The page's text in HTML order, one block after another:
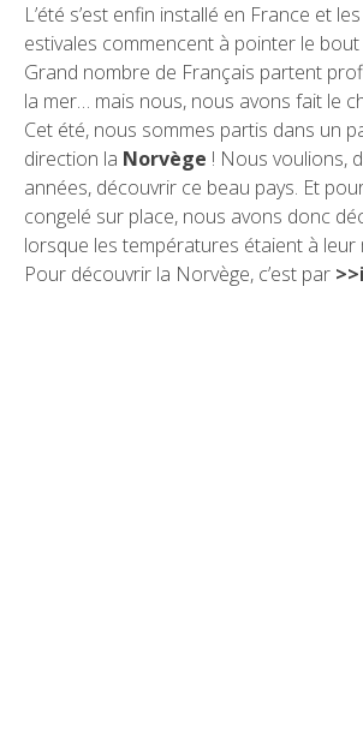
L’été s’est enfin installé en France et
estivales commencent à pointer le
Grand nombre de Français partent
la mer… mais nous, nous avons fait le
Cet été, nous sommes partis dans un
direction la Norvège ! Nous voulions,
années, découvrir ce beau pays. Et
congelé sur place, nous avons donc
lorsque les températures étaient à leur
Pour découvrir la Norvège, c’est par